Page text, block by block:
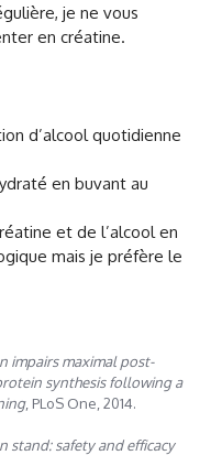
je ne vous
en créatine.
d’alcool quotidienne
en buvant au
et de l’alcool en
mais je préfère le
impairs maximal post-
synthesis following a
, PLoS One, 2014.
stand: safety and efficacy